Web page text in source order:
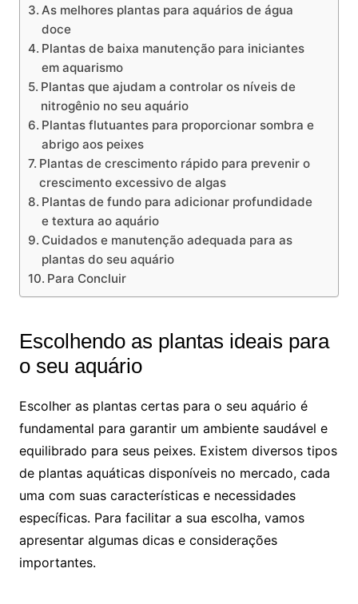
As melhores plantas para aquários de⁢ água
doce
Plantas de baixa manutenção para iniciantes
em aquarismo
Plantas que ‌ajudam a controlar os níveis de
nitrogênio no seu aquário
Plantas flutuantes para proporcionar ‍sombra e
abrigo‌ aos peixes
Plantas ⁢de crescimento rápido para prevenir o
crescimento excessivo de algas
Plantas de fundo para adicionar ⁢profundidade
e‍ textura ao​ aquário
Cuidados e manutenção adequada para as
plantas do seu aquário
Para Concluir
Escolhendo as plantas ideais para
o seu aquário
Escolher as plantas ⁢certas para o seu⁣ aquário ‌é
fundamental⁢ para garantir um ambiente saudável e
equilibrado para seus peixes. Existem diversos tipos
de plantas aquáticas disponíveis no mercado, cada
uma com‍ suas características e necessidades
específicas. Para facilitar a sua escolha, vamos
apresentar algumas ‌dicas e considerações
importantes.